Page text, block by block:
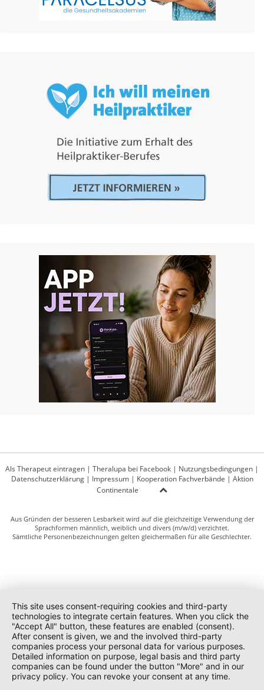
Als Therapeut eintragen | Theralupa bei Facebook | Nutzungsbedingungen |
Datenschutzerklärung| Impressum| Kooperation Fachverbände | Aktion
Continentale
Aus Gründen der besseren Lesbarkeit wird auf die gleichzeitige Verwendung der
Sprachformen männlich, weiblich und divers (m/w/d) verzichtet.
Sämtliche Personenbezeichnungen gelten gleichermaßen für alle Geschlechter.
This site uses consent-requiring cookies and third-party
technologies to integrate certain features. When you click the
"Accept All" button, these features are enabled (consent).
After consent is given, we and the involved third-party
companies process your personal data for various purposes.
Detailed information on purpose, legal basis and third party
companies can be found under the button "More" and in our
privacy policy. You can revoke your consent at any time.